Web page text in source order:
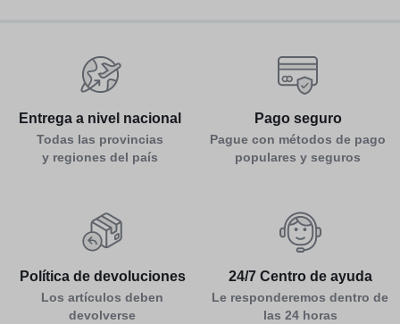
Entrega a nivel nacional
Todas las provincias
y regiones del país
Pago seguro
Pague con métodos de pago
populares y seguros
Política de devoluciones
Los artículos deben
devolverse
24/7 Centro de ayuda
Le responderemos dentro de
las 24 horas